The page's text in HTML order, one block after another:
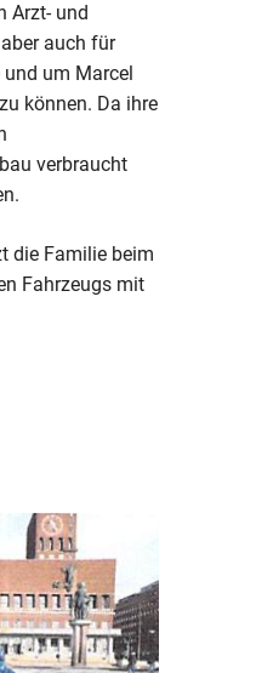
Arzt- und
auch für
um Marcel
können. Da ihre
verbraucht
die Familie beim
Fahrzeugs mit